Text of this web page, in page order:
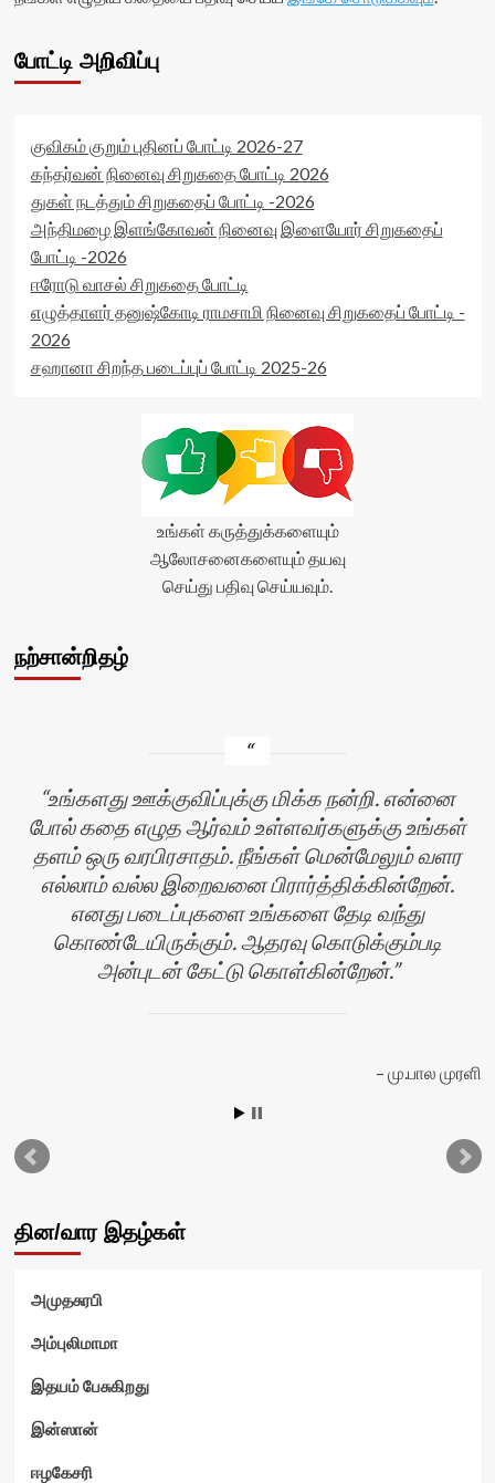
போட்டி அறிவிப்பு
குவிகம் குறும் புதினப் போட்டி 2026-27
கந்தர்வன் நினைவு சிறுகதை போட்டி 2026
துகள் நடத்தும் சிறுகதைப் போட்டி -2026
அந்திமழை இளங்கோவன் நினைவு இளையோர் சிறுகதைப்
போட்டி -2026
ஈரோடு வாசல் சிறுகதை போட்டி
எழுத்தாளர் தனுஷ்கோடி ராமசாமி நினைவு சிறுகதைப் போட்டி -
2026
சஹானா சிறந்த படைப்புப் போட்டி 2025-26
உங்கள் கருத்துக்களையும்
ஆலோசனைகளையும் தயவு
செய்து பதிவு செய்யவும்.
நற்சான்றிதழ்
உங்களது ஊக்குவிப்புக்கு மிக்க நன்றி. என்னை
போல் கதை எழுத ஆர்வம் உள்ளவர்களுக்கு உங்கள்
தளம் ஒரு வரபிரசாதம். நீங்கள் மென்மேலும் வளர
எல்லாம் வல்ல இறைவனை பிரார்த்திக்கின்றேன்.
எனது படைப்புகளை உங்களை தேடி வந்து
கொண்டேயிருக்கும். ஆதரவு கொடுக்கும்படி
அன்புடன் கேட்டு கொள்கின்றேன்.
மு.பால முரளி
தின/வார இதழ்கள்
அமுதசுரபி
அம்புலிமாமா
இதயம் பேசுகிறது
இன்ஸான்
ஈழகேசரி